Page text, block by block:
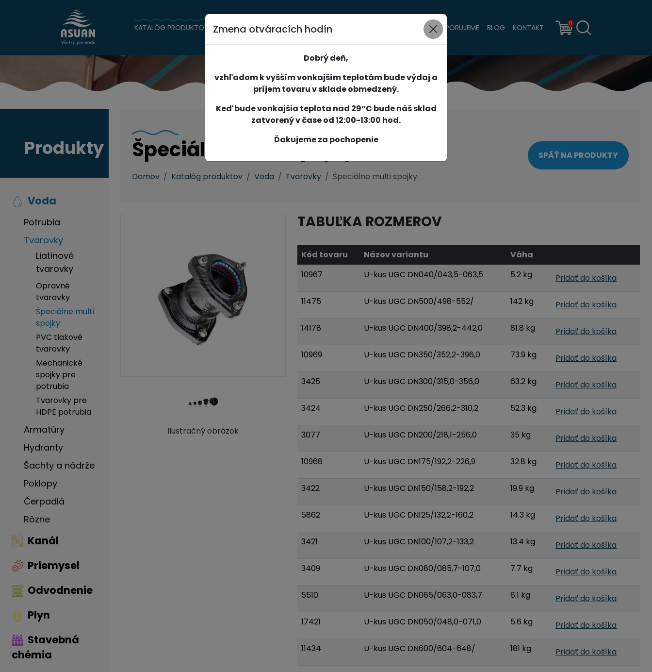
KATALÓG PRODUKTOV AKCIE NOVINKY SPOLOČNOSŤ PODPORUJEME BLOG KONTAKT 0
Produkty
Voda
Potrubia
Tvarovky
Liatinové
tvarovky
Opravné
tvarovky
Špeciálne multi
spojky
PVC tlakové
tvarovky
Mechanické
spojky pre
potrubia
Tvarovky pre
HDPE potrubia
Armatúry
Hydranty
Šachty a nádrže
Poklopy
Čerpadlá
Rôzne
Kanál
Priemysel
Odvodnenie
Plyn
Stavebná
chémia
Špeciálne multi spojky
Domov Katalóg produktov Voda Tvarovky Špeciálne multi spojky
SPÄŤ NA PRODUKTY
Ilustračný obrázok
TABUĽKA ROZMEROV
Kód tovaru Názov variantu
Váha
10967
U-kus UGC DN040/043,5-063,5 5.2 kg Pridať do košíka
11475 U-kus UGC DN500/498-552/ 142 kg Pridať do košíka
14178 U-kus UGC DN400/398,2-442,0 81.8 kg Pridať do košíka
10969 U-kus UGC DN350/352,2-396,0 73.9 kg Pridať do košíka
3425 U-kus UGC DN300/315,0-356,0 63.2 kg Pridať do košíka
3424 U-kus UGC DN250/266,2-310,2 52.3 kg Pridať do košíka
3077 U-kus UGC DN200/218,1-256,0 35 kg Pridať do košíka
10968 U-kus UGC DN175/192,2-226,9 32.8 kg Pridať do košíka
3422 U-kus UGC DN150/158,2-192,2 19.9 kg Pridať do košíka
5862 U-kus UGC DN125/132,2-160,2 14.3 kg Pridať do košíka
3421 U-kus UGC DN100/107,2-133,2 13.4 kg Pridať do košíka
3409 U-kus UGC DN080/085,7-107,0 7.7 kg Pridať do košíka
5510 U-kus UGC DN065/063,0-083,7 6.1 kg Pridať do košíka
17421 U-kus UGC DN050/048,0-071,0 5.6 kg Pridať do košíka
11434 U-kus UGC DN600/604-648/ 181 kg Pridať do košíka
Zmena otváracích hodín
Dobrý deň,
vzhľadom k vyšším vonkajším teplotám bude výdaj a
príjem tovaru v sklade obmedzený.
Keď bude vonkajšia teplota nad 29°C bude náš sklad
zatvorený v čase od 12:00-13:00 hod.
Ďakujeme za pochopenie